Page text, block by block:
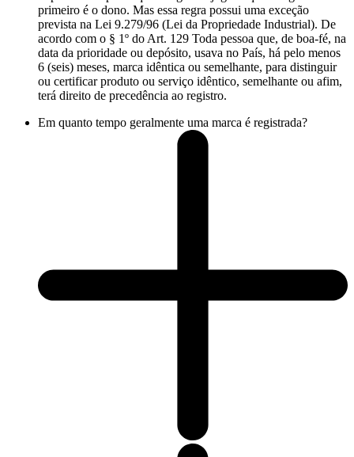
primeiro é o dono. Mas essa regra possui uma exceção
prevista na Lei 9.279/96 (Lei da Propriedade Industrial). De
acordo com o § 1º do Art. 129 Toda pessoa que, de boa-fé, na
data da prioridade ou depósito, usava no País, há pelo menos
6 (seis) meses, marca idêntica ou semelhante, para distinguir
ou certificar produto ou serviço idêntico, semelhante ou afim,
terá direito de precedência ao registro.
Em quanto tempo geralmente uma marca é registrada?